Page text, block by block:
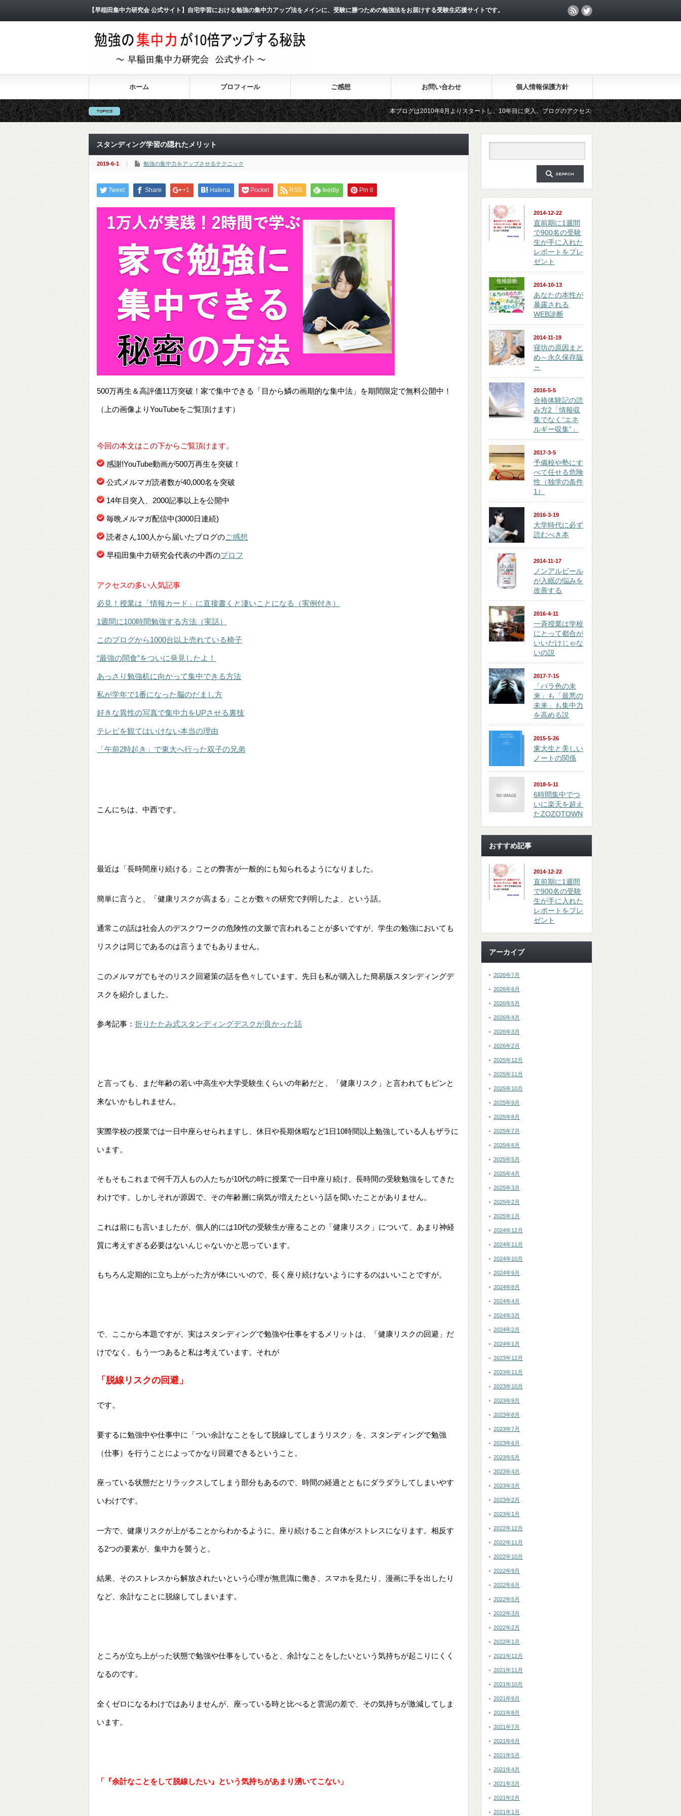
【早稲田集中力研究会 公式サイト】自宅学習における勉強の集中力アップ法をメインに、受験に勝つための勉強法をお届けする受験生応援サイトです。
ホーム プロフィール ご感想 お問い合わせ 個人情報保護方針
本ブログは2010年8月よりスタートし、10年目に突入。ブログのアクセス数が月間25万PV、公開記事数が2000記事を突
2011年3月よりスタートした無料メールマガジン「勉強の集中力が10倍アップする秘訣」は、2018年6月に総読者数が
スタンディング学習の隠れたメリット
2019-6-1 勉強の集中力をアップさせるテクニック
Tweet Share +1 Hatena Pocket RSS feedly Pin it
500万再生＆高評価11万突破！家で集中できる「目から鱗の画期的な集中法」を期間限定で無料公開中！
（上の画像よりYouTubeをご覧頂けます）
今回の本文はこの下からご覧頂けます。
感謝!YouTube動画が500万再生を突破！
公式メルマガ読者数が40,000名を突破
14年目突入、2000記事以上を公開中
毎晩メルマガ配信中(3000日連続)
読者さん100人から届いたブログのご感想
早稲田集中力研究会代表の中西のプロフ
アクセスの多い人気記事
必見！授業は「情報カード」に直接書くと凄いことになる（実例付き）
1週間に100時間勉強する方法（実話）
このブログから1000台以上売れている椅子
“最強の間食”をついに発見したよ！
あっさり勉強机に向かって集中できる方法
私が学年で1番になった脳のだまし方
好きな異性の写真で集中力をUPさせる裏技
テレビを観てはいけない本当の理由
「午前2時起き」で東大へ行った双子の兄弟
こんにちは、中西です。
最近は「長時間座り続ける」ことの弊害が一般的にも知られるようになりました。
簡単に言うと、「健康リスクが高まる」ことが数々の研究で判明したよ、という話。
通常この話は社会人のデスクワークの危険性の文脈で言われることが多いですが、学生の勉強においても
リスクは同じであるのは言うまでもありません。
このメルマガでもそのリスク回避策の話を色々しています。先日も私が購入した簡易版スタンディングデ
スクを紹介しました。
参考記事： 折りたたみ式スタンディングデスクが良かった話
と言っても、まだ年齢の若い中高生や大学受験生くらいの年齢だと、「健康リスク」と言われてもピンと
来ないかもしれません。
実際学校の授業では一日中座らせられますし、休日や長期休暇など1日10時間以上勉強している人もザラに
います。
そもそもこれまで何千万人もの人たちが10代の時に授業で一日中座り続け、長時間の受験勉強をしてきた
わけです。しかしそれが原因で、その年齢層に病気が増えたという話を聞いたことがありません。
これは前にも言いましたが、個人的には10代の受験生が座ることの「健康リスク」について、あまり神経
質に考えすぎる必要はないんじゃないかと思っています。
もちろん定期的に立ち上がった方が体にいいので、長く座り続けないようにするのはいいことですが。
で、ここから本題ですが、実はスタンディングで勉強や仕事をするメリットは、「健康リスクの回避」だ
けでなく、もう一つあると私は考えています。それが
「脱線リスクの回避」
です。
要するに勉強中や仕事中に「つい余計なことをして脱線してしまうリスク」を、スタンディングで勉強
（仕事）を行うことによってかなり回避できるということ。
座っている状態だとリラックスしてしまう部分もあるので、時間の経過とともにダラダラしてしまいやす
いわけです。
一方で、健康リスクが上がることからわかるように、座り続けること自体がストレスになります。相反す
る2つの要素が、集中力を襲うと。
結果、そのストレスから解放されたいという心理が無意識に働き、スマホを見たり、漫画に手を出したり
など、余計なことに脱線してしまいます。
ところが立ち上がった状態で勉強や仕事をしていると、余計なことをしたいという気持ちが起こりにくく
なるのです。
全くゼロになるわけではありませんが、座っている時と比べると雲泥の差で、その気持ちが激減してしま
います。
「『余計なことをして脱線したい』という気持ちがあまり湧いてこない」
2014-12-22
直前期に1週間
で900名の受験
生が手に入れた
レポートをプレ
ゼント
2014-10-13
あなたの本性が
暴露される
WEB診断
2014-11-19
寝坊の原因まと
め～永久保存版
～
2016-5-5
合格体験記の読
み方2「情報収
集でなく“エネ
ルギー収集”」
2017-3-5
予備校や塾にす
べて任せる危険
性（独学の条件
1）
2016-3-19
大学時代に必ず
読むべき本
2014-11-17
ノンアルビール
が入眠の悩みを
改善する
2016-4-11
一斉授業は学校
にとって都合が
いいだけじゃな
いの説
2017-7-15
「バラ色の未
来」も「最悪の
未来」も集中力
を高める説
2015-5-26
東大生と美しい
ノートの関係
2018-5-11
6時間集中でつ
いに楽天を超え
たZOZOTOWN
おすすめ記事
2014-12-22
直前期に1週間
で900名の受験
生が手に入れた
レポートをプレ
ゼント
アーカイブ
2026年7月
2026年6月
2026年5月
2026年4月
2026年3月
2026年2月
2025年12月
2025年11月
2025年10月
2025年9月
2025年8月
2025年7月
2025年6月
2025年5月
2025年4月
2025年3月
2025年2月
2025年1月
2024年12月
2024年11月
2024年10月
2024年9月
2024年8月
2024年4月
2024年3月
2024年2月
2024年1月
2023年12月
2023年11月
2023年10月
2023年9月
2023年8月
2023年7月
2023年6月
2023年5月
2023年4月
2023年3月
2023年2月
2023年1月
2022年12月
2022年11月
2022年10月
2022年9月
2022年6月
2022年5月
2022年3月
2022年2月
2022年1月
2021年12月
2021年11月
2021年10月
2021年9月
2021年8月
2021年7月
2021年6月
2021年5月
2021年4月
2021年3月
2021年2月
2021年1月